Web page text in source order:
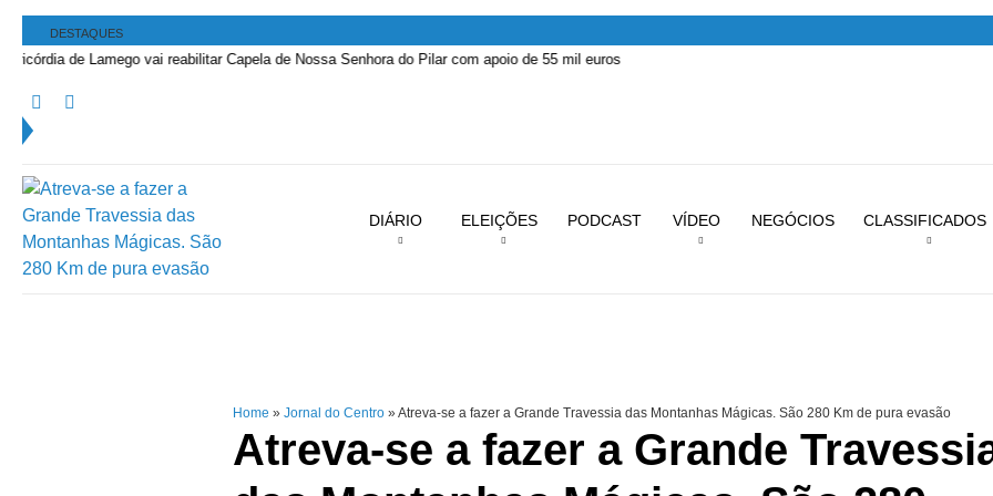
DESTAQUES
Perícia Automóvel de Campo de Besteiros integra festas dos bombeiros
DIÁRIO ELEIÇÕES PODCAST VÍDEO NEGÓCIOS CLASSIFICADOS
Home » Jornal do Centro »Atreva-se a fazer a Grande Travessia das Montanhas Mágicas. São 280 Km de pura evasão
Atreva-se a fazer a Grande